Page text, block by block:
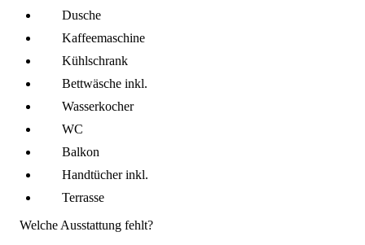
Dusche
Kaffee­maschine
Kühl­schrank
Bettwäsche inkl.
Wasserkocher
WC
Balkon
Handtücher inkl.
Terrasse
Welche Ausstattung fehlt?